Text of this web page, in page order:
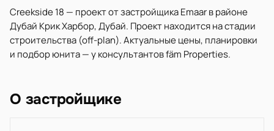
Creekside 18 — проект от застройщика Emaar в районе
Дубай Крик Харбор, Дубай. Проект находится на стадии
строительства (off-plan). Актуальные цены, планировки
и подбор юнита — у консультантов fäm Properties.
О застройщике